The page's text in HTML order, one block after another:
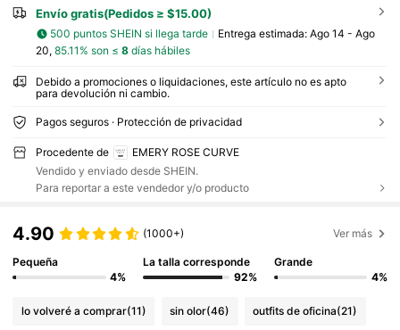
Envío gratis(Pedidos ≥ $15.00)
500 puntos SHEIN si llega tarde Entrega estimada: Ago 14 - Ago
20, 85.11% son ≤ 8días hábiles
Debido a promociones o liquidaciones, este artículo no es apto
para devolución ni cambio.
Pagos seguros · Protección de privacidad
Procedente de
EMERY ROSE CURVE
Vendido y enviado desde SHEIN.
Para reportar a este vendedor y/o producto
4.90 (1000+) Ver más
Pequeña
4%
La talla corresponde
92%
Grande
4%
lo volveré a comprar(11) sin olor(46) outfits de oficina(21)